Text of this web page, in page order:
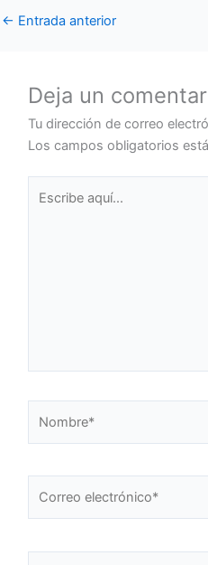
← Entrada anterior
Deja un
Tu dirección de correo
Los campos obligatorios
aquí...